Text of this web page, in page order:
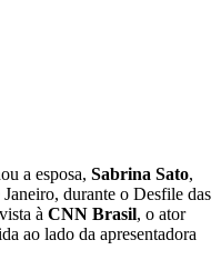
a esposa, Sabrina Sato,
durante o Desfile das
à CNN Brasil, o ator
ao lado da apresentadora